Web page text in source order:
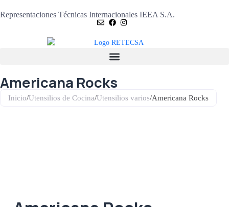
Representaciones Técnicas Internacionales IEEA S.A.
Americana Rocks
Inicio/Utensilios de Cocina/Utensilios varios/Americana Rocks